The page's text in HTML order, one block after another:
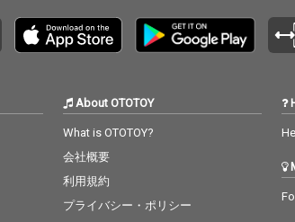
About OTOTOY
What is OTOTOY?
会社概要
利用規約
プライバシー・ポリシー